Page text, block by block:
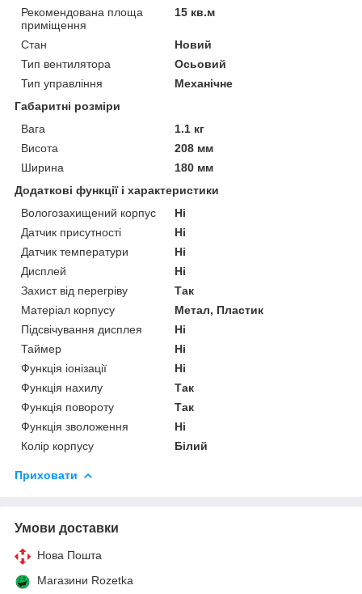
Рекомендована площа
приміщення
15 кв.м
Стан
Новий
Тип вентилятора
Осьовий
Тип управління
Механічне
Габаритні розміри
Вага
1.1 кг
Висота
208 мм
Ширина
180 мм
Додаткові функції і характеристики
Вологозахищений корпус
Ні
Датчик присутності
Ні
Датчик температури
Ні
Дисплей
Ні
Захист від перегріву
Так
Матеріал корпусу
Метал, Пластик
Підсвічування дисплея
Ні
Таймер
Ні
Функція іонізації
Ні
Функція нахилу
Так
Функція повороту
Так
Функція зволоження
Ні
Колір корпусу
Білий
Приховати
Умови доставки
Нова Пошта
Магазини Rozetka